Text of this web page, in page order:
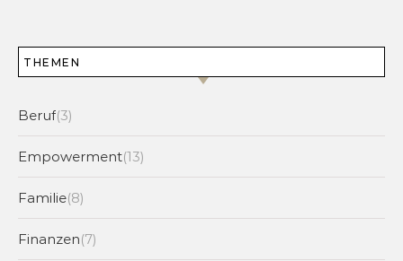
THEMEN
Beruf(3)
Empowerment(13)
Familie(8)
Finanzen(7)